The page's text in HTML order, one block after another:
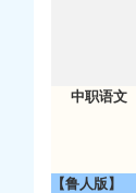
中职语文
【鲁人版】